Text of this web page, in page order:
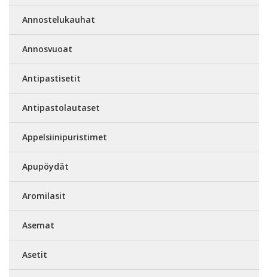
Annostelukauhat
Annosvuoat
Antipastisetit
Antipastolautaset
Appelsiinipuristimet
Apupöydät
Aromilasit
Asemat
Asetit